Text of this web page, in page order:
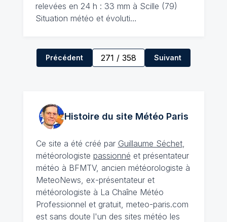
relevées en 24 h : 33 mm à Scille (79)
Situation météo et évoluti…
Précédent 271 / 358 Suivant
Histoire du site MétéoParis
Ce site a été créé par Guillaume Séchet,
météorologiste passionné et présentateur
météo à BFMTV, ancien météorologiste à
MeteoNews, ex-présentateur et
météorologiste à La Chaîne Météo
Professionnel et gratuit, meteo-paris.com
est sans doute l'un des sites météo les